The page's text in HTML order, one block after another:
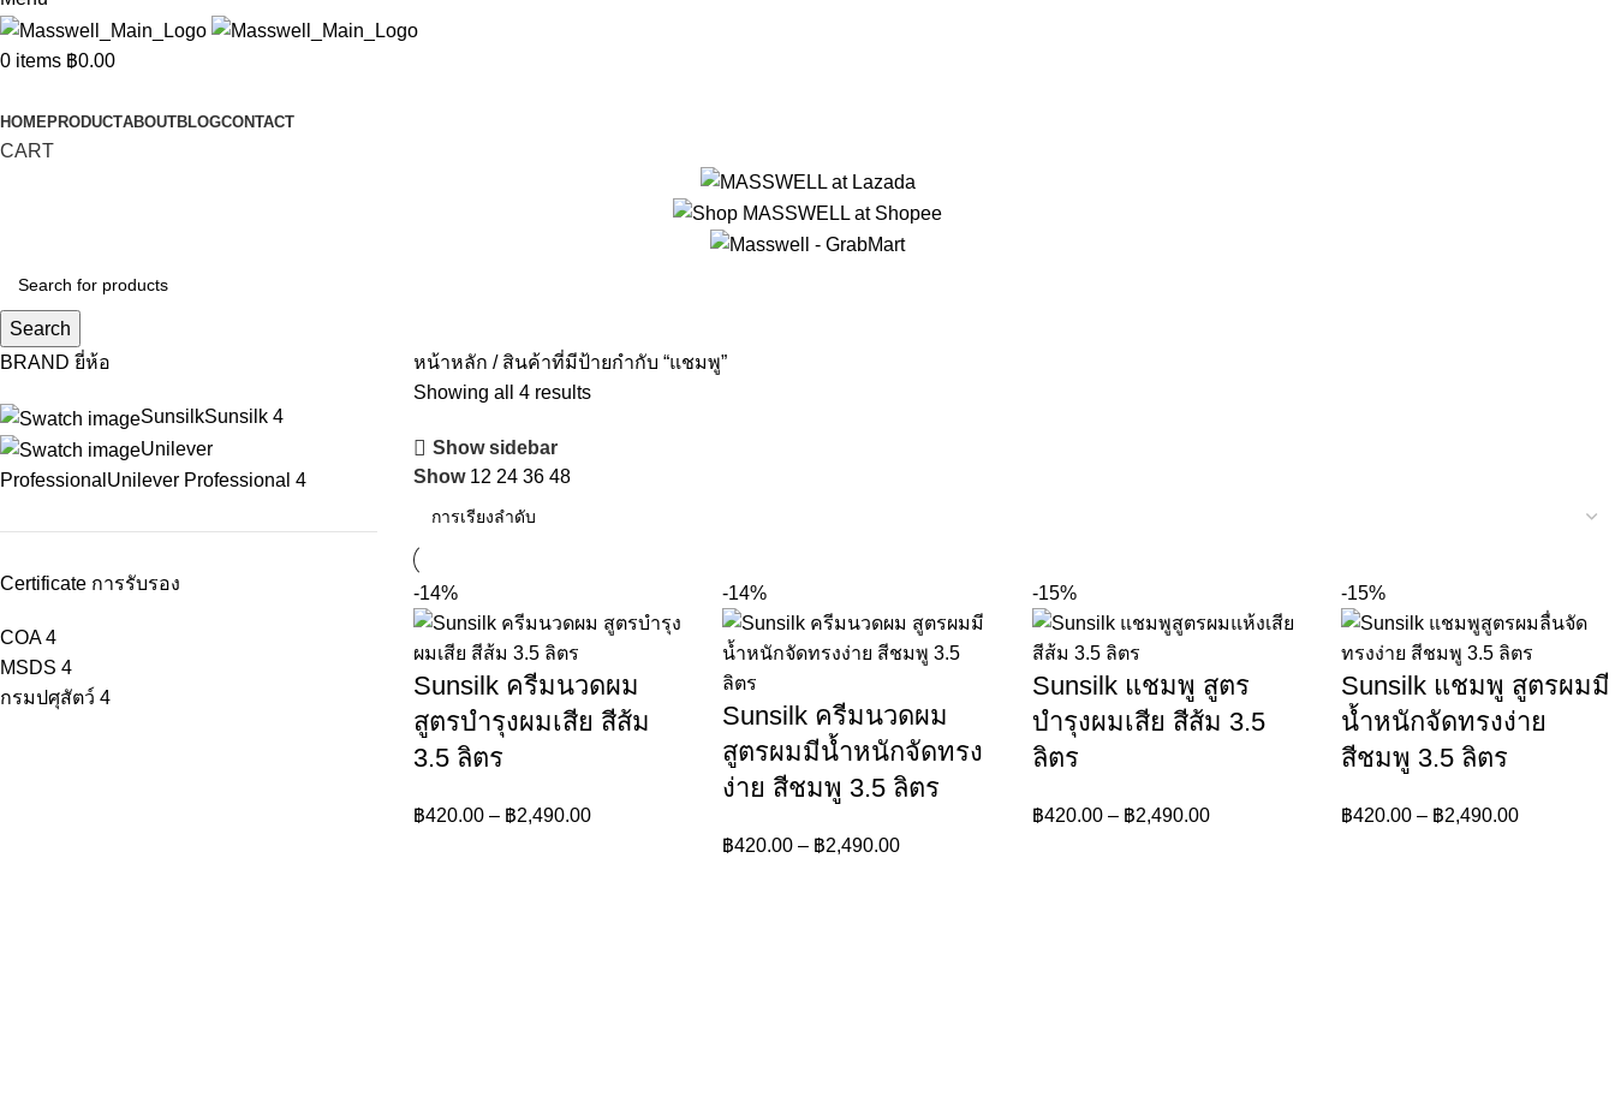
0 items ฿0.00
HOMEPRODUCTABOUTBLOGCONTACT
CART
Search
BRAND ยี่ห้อ
SunsilkSunsilk 4
Unilever
Professional Unilever Professional 4
Certificate การรับรอง
COA 4
MSDS 4
กรมปศุสัตว์ 4
หน้าหลัก
สินค้าที่มีป้ายกำกับ “แชมพู”
Showing all 4 results
Show sidebar
Show 12 24 36 48
-14%
Sunsilk ครีมนวดผม
สูตรบำรุงผมเสีย สีส้ม
3.5 ลิตร
฿420.00 – ฿2,490.00
-14%
Sunsilk ครีมนวดผม
สูตรผมมีน้ำหนักจัดทรง
ง่าย สีชมพู 3.5 ลิตร
฿420.00 – ฿2,490.00
-15%
Sunsilk แชมพู สูตร
บำรุงผมเสีย สีส้ม 3.5
ลิตร
฿420.00 – ฿2,490.00
-15%
Sunsilk แชมพู สูตรผมมี
น้ำหนักจัดทรงง่าย
สีชมพู 3.5 ลิตร
฿420.00 – ฿2,490.00